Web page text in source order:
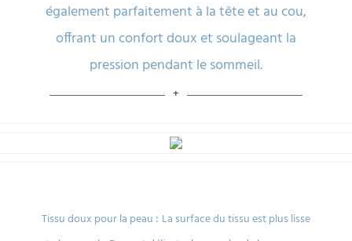
Tissu doux pour la peau : La surface du tissu est plus lisse
également parfaitement à la tête et au cou,
offrant un confort doux et soulageant la
pression pendant le sommeil.